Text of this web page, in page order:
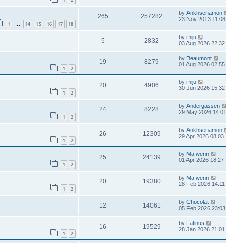
1 … 14 15 16 17 18
265 257282 by Ankhsenamon
23 Nov 2013 11:08
5 2832 by miju
03 Aug 2026 22:32
1 2
19 8279 by Beaumont
01 Aug 2026 02:55
1 2
20 4906 by miju
30 Jun 2026 15:32
1 2
24 8228 by Andergassen
29 May 2026 14:01
1 2
26 12309 by Ankhsenamon
29 Apr 2026 08:03
1 2
25 24139 by Maïwenn
01 Apr 2026 18:27
1 2
20 19380 by Maïwenn
28 Feb 2026 14:11
12 14061 by Chocolat
05 Feb 2026 23:03
1 2
16 19529 by Latinus
28 Jan 2026 21:01